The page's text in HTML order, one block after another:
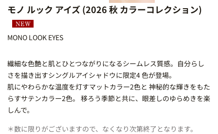
モノ ルック アイズ (2026 秋 カラーコレクション)
EW
MONO LOOK EYES
繊細な色艶と肌とひとつながりになるシームレス質感。自分らし
さを描き出すシングルアイシャドウに限定4 色が登場。
肌にやわらかな温度を灯すマットカラー2色と 神秘的な輝きをもた
らすサテンカラー2色。 移ろう季節と共に、眼差しのゆらめきを楽
しんで。
＊数に限りがございますので、なくなり次第終了となります。